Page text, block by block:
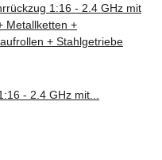
1:16 - 2.4 GHz mit
Metallketten +
+ Stahlgetriebe